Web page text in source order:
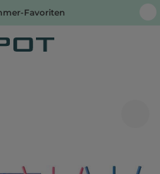
Favoriten